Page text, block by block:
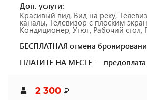
Доп. услуги:
Красивый вид, Вид на реку,
каналы, Телевизор с плоским
Кондиционер, Утюг, Рабочий стол,
БЕСПЛАТНАЯ отмена
ПЛАТИТЕ НА МЕСТЕ — предоплата
2 300 ₽